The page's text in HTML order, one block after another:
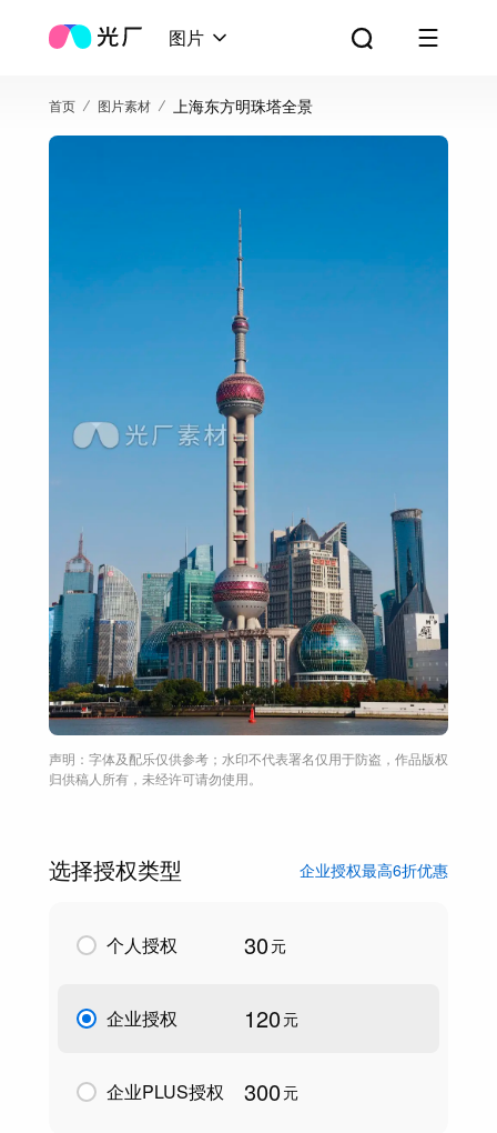
图片
首页 图片素材 上海东方明珠塔全景
声明：字体及配乐仅供参考；水印不代表署名仅用于防盗，作品版权
归供稿人所有，未经许可请勿使用。
选择授权类型 企业授权最高6折优惠
个人授权 30元
企业授权 120 元
企业PLUS授权 300元